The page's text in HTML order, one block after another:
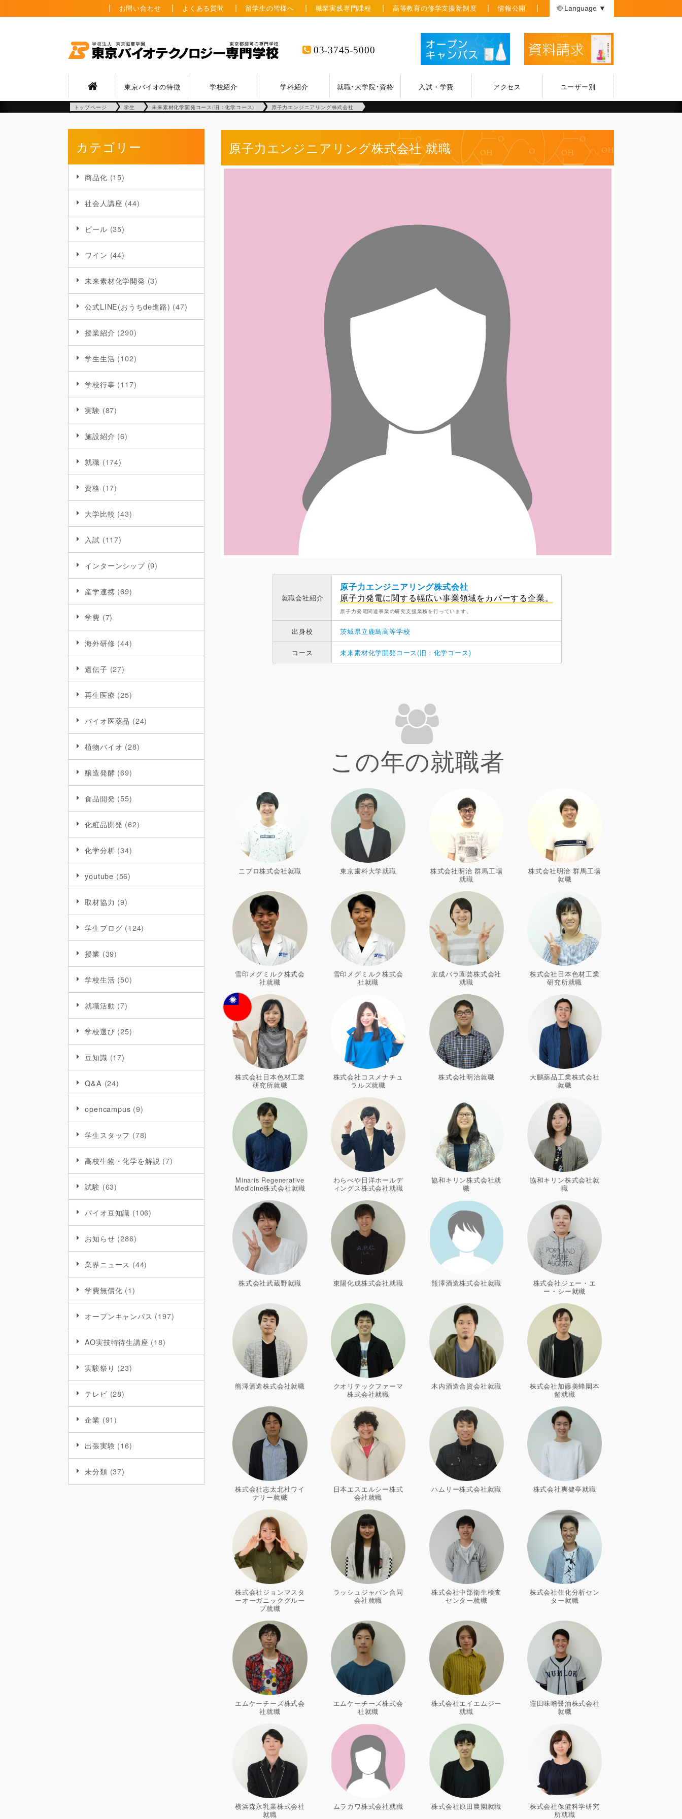
お問い合わせ よくある質問 留学生の皆様へ 職業実践専門課程 高等教育の修学支援新制度 情報公開 🌐 Language ▼
03-3745-5000
東京バイオの特徴 学校紹介 学科紹介 就職･大学院･資格 入試・学費 アクセス ユーザー別
トップページ 学生 未来素材化学開発コース(旧：化学コース) 原子力エンジニアリング株式会社
カテゴリー
商品化 (15)
社会人講座 (44)
ビール (35)
ワイン (44)
未来素材化学開発 (3)
公式LINE(おうちde進路) (47)
授業紹介 (290)
学生生活 (102)
学校行事 (117)
実験 (87)
施設紹介 (6)
就職 (174)
資格 (17)
大学比較 (43)
入試 (117)
インターンシップ(9)
産学連携 (69)
学費 (7)
海外研修 (44)
遺伝子 (27)
再生医療 (25)
バイオ医薬品 (24)
植物バイオ (28)
醸造発酵 (69)
食品開発 (55)
化粧品開発 (62)
化学分析 (34)
youtube (56)
取材協力 (9)
学生ブログ (124)
授業 (39)
学校生活 (50)
就職活動 (7)
学校選び (25)
豆知識 (17)
Q&A (24)
opencampus (9)
学生スタッフ (78)
高校生物・化学を解説 (7)
試験 (63)
バイオ豆知識 (106)
お知らせ (286)
業界ニュース (44)
学費無償化 (1)
オープンキャンパス (197)
AO実技特待生講座 (18)
実験祭り (23)
テレビ (28)
企業 (91)
出張実験 (16)
未分類 (37)
原子力エンジニアリング株式会社就職
就職会社紹介
原子力エンジニアリング株式会社
原子力発電に関する幅広い事業領域をカバーする企業。
原子力発電関連事業の研究支援業務を行っています。
出身校 茨城県立鹿島高等学校
コース 未来素材化学開発コース(旧：化学コース)
この年の就職者
ニプロ株式会社就職 東京歯科大学就職
株式会社明治 群馬工場
就職
株式会社明治 群馬工場
就職
雪印メグミルク株式会
社就職
雪印メグミルク株式会
社就職
京成バラ園芸株式会社
就職
株式会社日本色材工業
研究所就職
株式会社日本色材工業
研究所就職
株式会社コスメナチュ
ラルズ就職
株式会社明治就職
大鵬薬品工業株式会社
就職
Minaris Regenerative
Medicine株式会社就職
わらべや日洋ホールデ
ィングス株式会社就職
協和キリン株式会社就
職
協和キリン株式会社就
職
株式会社武蔵野就職 東陽化成株式会社就職 熊澤酒造株式会社就職
株式会社ジェー・エ
ー・シー就職
熊澤酒造株式会社就職
クオリテックファーマ
株式会社就職
木内酒造合資会社就職
株式会社加藤美蜂園本
舗就職
株式会社志太北杜ワイ
ナリー就職
日本エスエルシー株式
会社就職
ハムリー株式会社就職 株式会社爽健亭就職
株式会社ジョンマスタ
ーオーガニックグルー
プ就職
ラッシュジャパン合同
会社就職
株式会社中部衛生検査
センター就職
株式会社住化分析セン
ター就職
エムケーチーズ株式会
社就職
エムケーチーズ株式会
社就職
株式会社エイエムジー
就職
窪田味噌醤油株式会社
就職
横浜森永乳業株式会社
就職
ムラカワ株式会社就職 株式会社原田農園就職
株式会社保健科学研究
所就職